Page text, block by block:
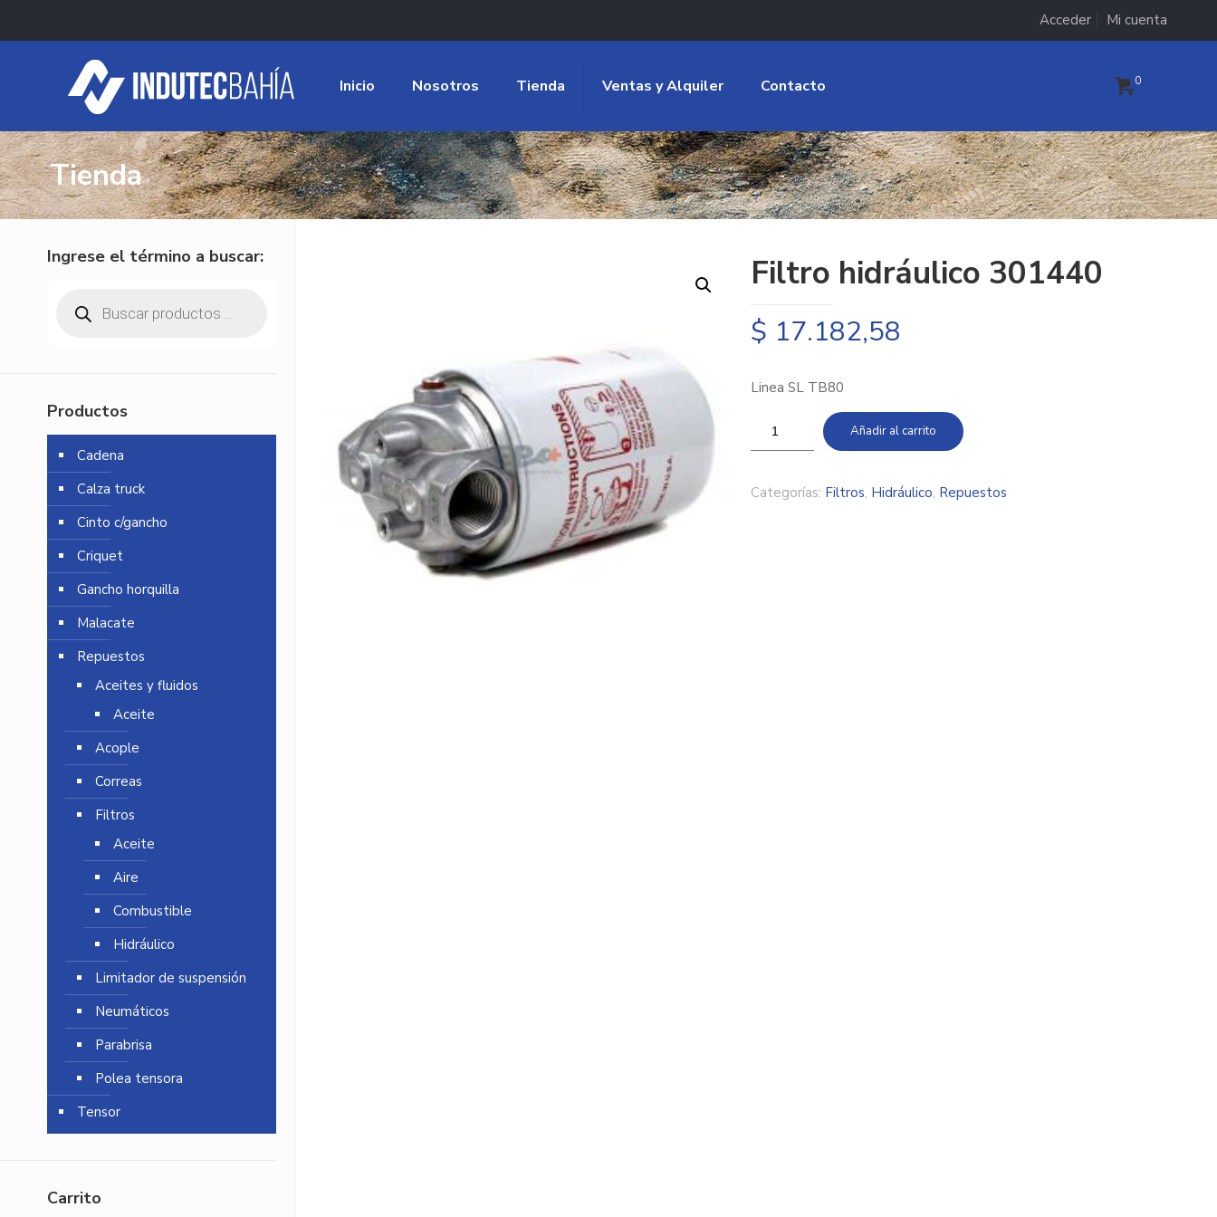
Acceder Mi cuenta
Inicio Nosotros Tienda Ventas y Alquiler Contacto 0
Tienda
Filtro hidráulico 301440
$ 17.182,58
Linea SL TB80
Añadir al carrito
Categorías: Filtros, Hidráulico, Repuestos
Ingrese el término a buscar:
productos
Productos
Cadena
Calza truck
Cinto c/gancho
Criquet
Gancho horquilla
Malacate
Repuestos
Aceites y fluidos
Aceite
Acople
Correas
Filtros
Aceite
Aire
Combustible
Hidráulico
Limitador de suspensión
Neumáticos
Parabrisa
Polea tensora
Tensor
Carrito